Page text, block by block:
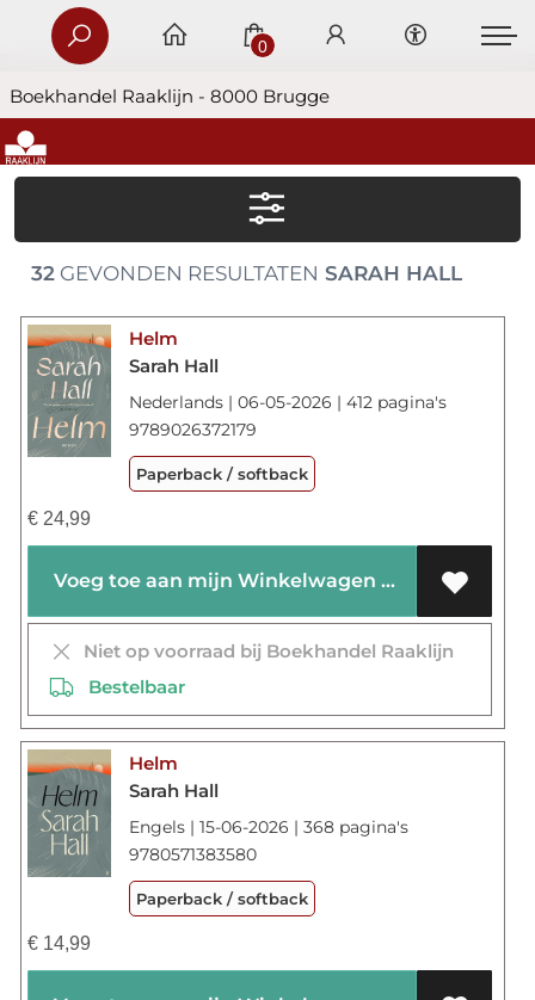
Boekhandel Raaklijn - 8000 Brugge
0
32GEVONDEN RESULTATEN SARAH HALL
Helm
Sarah Hall
Nederlands | 06-05-2026 | 412 pagina's
9789026372179
Paperback / softback
€24,99
Voeg toe aan mijn Winkelwagen
Niet op voorraad bij Boekhandel Raaklijn
Bestelbaar
Helm
Sarah Hall
Engels | 15-06-2026 | 368 pagina's
9780571383580
Paperback / softback
€14,99